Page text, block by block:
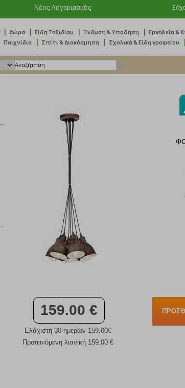
Νέος Λογαριασμός
Δώρα Είδη Ταξιδίου Ένδυση & Υπόδηση Εργαλεία &
Παιχνίδια Σπίτι & Διακόσμηση Σχολικά & Είδη γραφείου
159.00 €
Ελάχιστη 30 ημερών 159.00€
Προτεινόμενη λιανική 159.00 €